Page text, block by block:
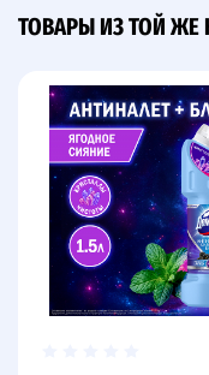
ТОВАРЫ ИЗ ТОЙ ЖЕ